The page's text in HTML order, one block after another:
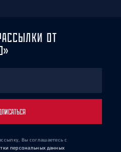
ОТ
Вы соглашаетесь с
персональных данных